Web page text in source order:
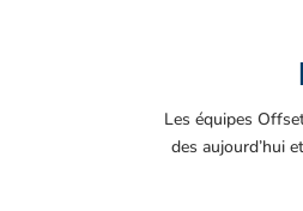
Les équipes
des aujourd’hui